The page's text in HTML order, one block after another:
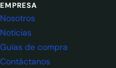
EMPRESA
Nosotros
Noticias
Guías de compra
Contáctanos